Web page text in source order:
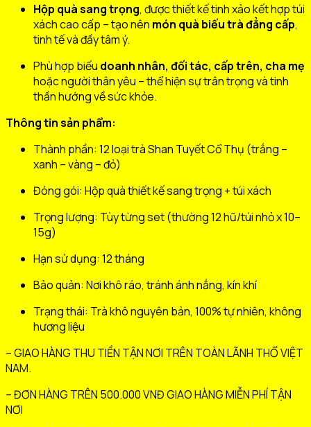
Hộp quà sang trọng, được thiết kế tinh xảo kết hợp túi
xách cao cấp – tạo nên món quà biếu trà đẳng cấp,
tinh tế và đầy tâm ý.
Phù hợp biếu doanh nhân, đối tác, cấp trên, cha mẹ
hoặc người thân yêu – thể hiện sự trân trọng và tinh
thần hướng về sức khỏe.
Thông tin sản phẩm:
Thành phần: 12 loại trà Shan Tuyết Cổ Thụ (trắng –
xanh – vàng – đỏ)
Đóng gói: Hộp quà thiết kế sang trọng + túi xách
Trọng lượng: Tùy từng set (thường 12 hũ/túi nhỏ x 10–
15g)
Hạn sử dụng: 12 tháng
Bảo quản: Nơi khô ráo, tránh ánh nắng, kín khí
Trạng thái: Trà khô nguyên bản, 100% tự nhiên, không
hương liệu
– GIAO HÀNG THU TIỀN TẬN NƠI TRÊN TOÀN LÃNH THỔ VIỆT
NAM.
– ĐƠN HÀNG TRÊN 500.000 VNĐ GIAO HÀNG MIỄN PHÍ TẬN
NƠI